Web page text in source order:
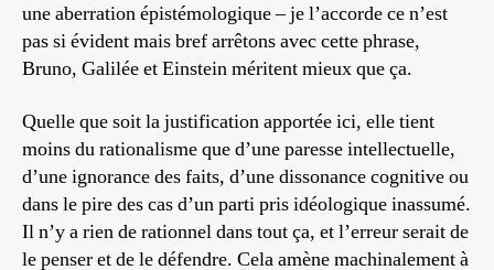
une aberration épistémologique – je l’accorde ce n’est
pas si évident mais bref arrêtons avec cette phrase,
Bruno, Galilée et Einstein méritent mieux que ça.
Quelle que soit la justification apportée ici, elle tient
moins du rationalisme que d’une paresse intellectuelle,
d’une ignorance des faits, d’une dissonance cognitive ou
dans le pire des cas d’un parti pris idéologique inassumé.
Il n’y a rien de rationnel dans tout ça, et l’erreur serait de
le penser et de le défendre. Cela amène machinalement à